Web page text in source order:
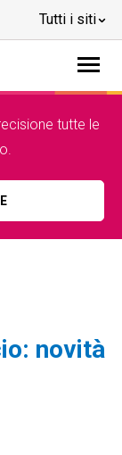
Tutti i siti
tutte le
novità